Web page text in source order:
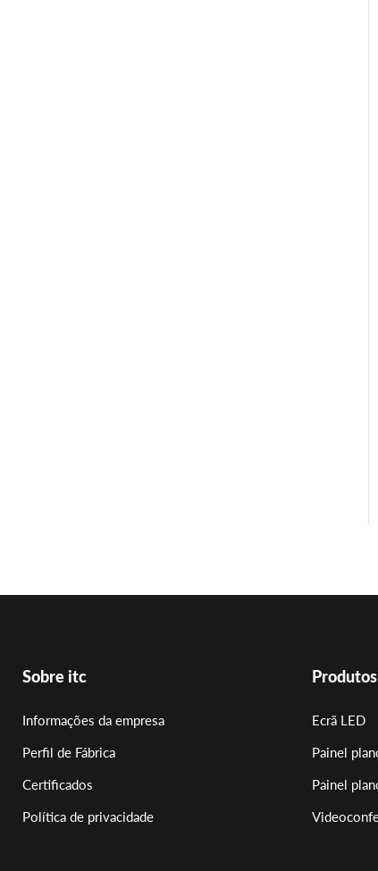
Sobre itc
Informações da empresa
Perfil de Fábrica
Certificados
Política de privacidade
Produtos
Ecrã LED
Painel
Painel